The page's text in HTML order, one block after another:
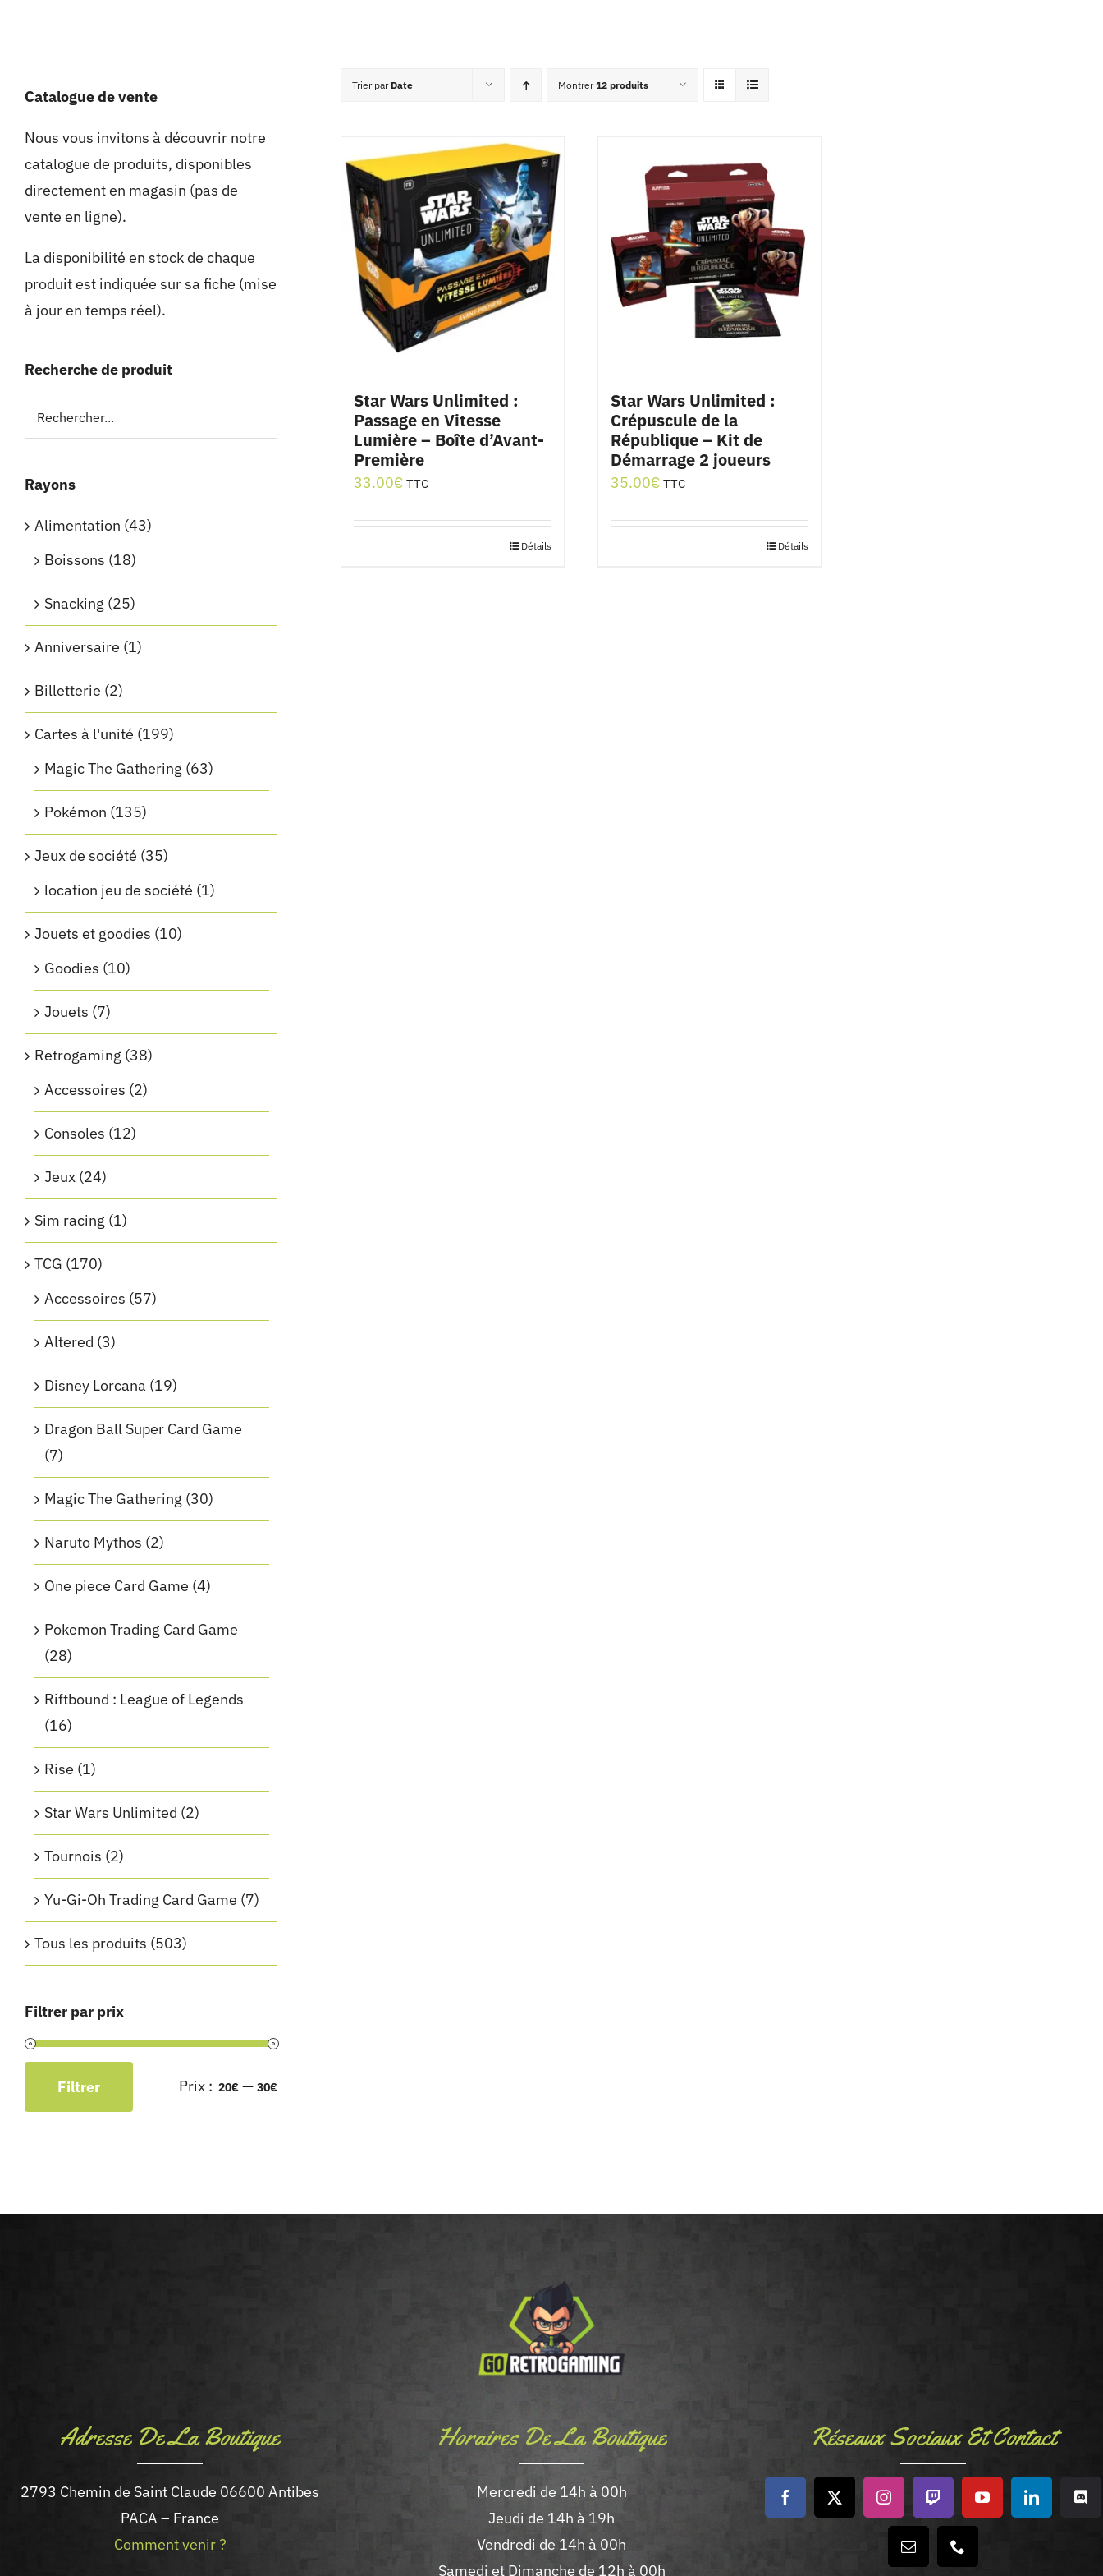
Trier par Date Montrer12 produits
Star Wars Unlimited :
Passage en Vitesse
Lumière – Boîte d’Avant-
Première
33.00€ TTC
Détails
Star Wars Unlimited :
Crépuscule de la
République – Kit de
Démarrage 2 joueurs
35.00€ TTC
Détails
Catalogue de vente
Nous vous invitons à découvrir notre
catalogue de produits, disponibles
directement en magasin (pas de
vente en ligne).
La disponibilité en stock de chaque
produit est indiquée sur sa fiche (mise
à jour en temps réel).
Recherche de produit
Rayons
Alimentation (43)
Boissons (18)
Snacking (25)
Anniversaire (1)
Billetterie (2)
Cartes à l'unité (199)
Magic The Gathering (63)
Pokémon (135)
Jeux de société (35)
location jeu de société (1)
Jouets et goodies (10)
Goodies (10)
Jouets (7)
Retrogaming (38)
Accessoires (2)
Consoles (12)
Jeux (24)
Sim racing (1)
TCG (170)
Accessoires (57)
Altered (3)
Disney Lorcana (19)
Dragon Ball Super Card Game
(7)
Magic The Gathering (30)
Naruto Mythos (2)
One piece Card Game (4)
Pokemon Trading Card Game
(28)
Riftbound : League of Legends
(16)
Rise (1)
Star Wars Unlimited (2)
Tournois (2)
Yu-Gi-Oh Trading Card Game (7)
Tous les produits (503)
Filtrer par prix
min
max
Filtrer Prix : 20€ —30€
Adresse De La Boutique
2793 Chemin de Saint Claude 06600 Antibes
PACA – France
Comment venir ?
Horaires De La Boutique
Mercredi de 14h à 00h
Jeudi de 14h à 19h
Vendredi de 14h à 00h
Samedi et Dimanche de 12h à 00h
Réseaux Sociaux Et Contact